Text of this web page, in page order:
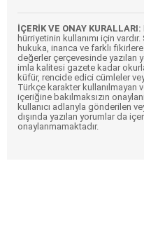
İÇERİK VE ONAY KURALLARI:
hürriyetinin kullanımı için
hukuka, inanca ve farklı
değerler çerçevesinde yazılan
imla kalitesi gazete kadar
küfür, rencide edici cümleler
Türkçe karakter kullanılmayan
içeriğine bakılmaksızın
kullanıcı adlarıyla gönderilen
dışında yazılan yorumlar da
onaylanmamaktadır.